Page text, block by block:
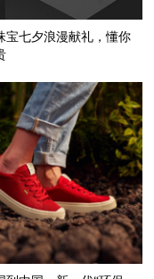
宝七夕浪漫献礼，懂你